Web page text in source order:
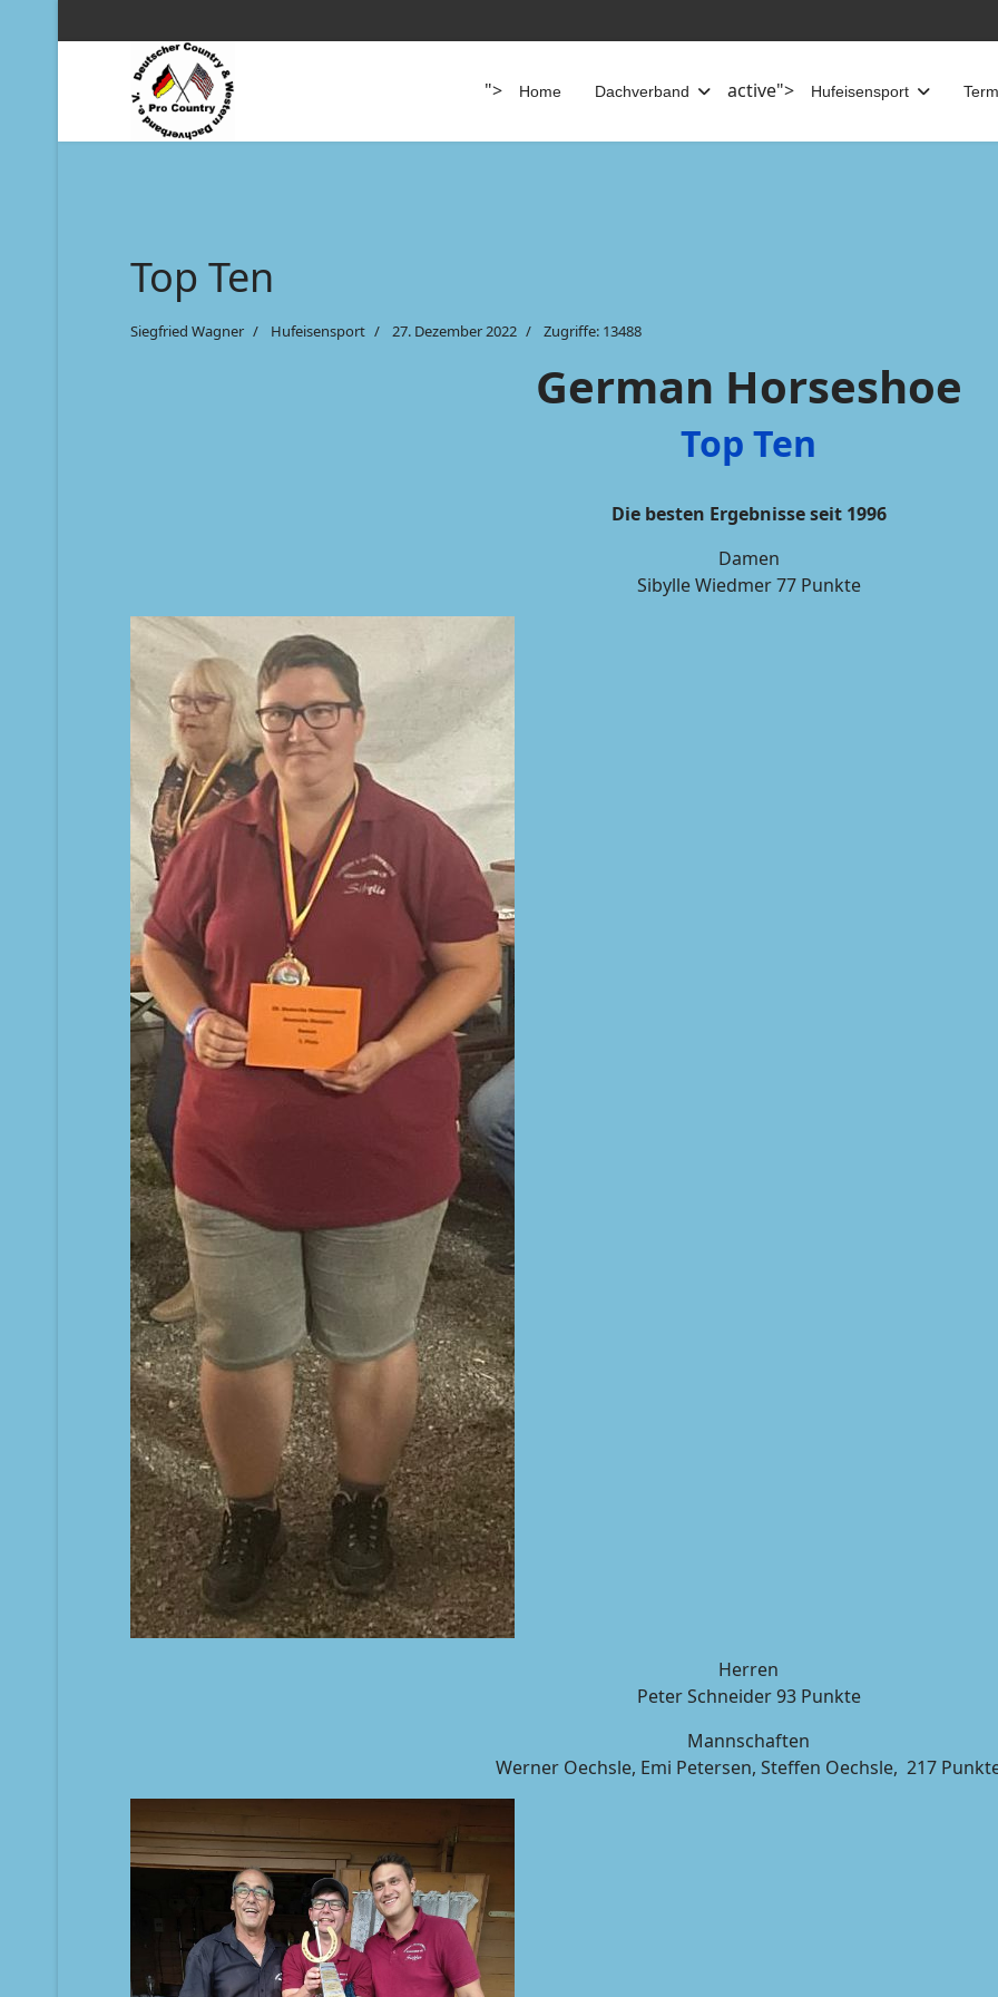
"> Home Dachverband active"> Hufeisensport
Top Ten
Siegfried Wagner Hufeisensport 27. Dezember 2022 Zugriffe: 13488
German Horseshoe
Top Ten
Die besten Ergebnisse seit 1996
Damen
Sibylle Wiedmer 77 Punkte
Herren
Peter Schneider 93 Punkte
Mannschaften
Werner Oechsle, Emi Petersen, Steffen Oechsle, 217